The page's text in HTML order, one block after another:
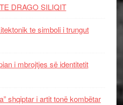
DRAGO SILIQIT
te simboli i trungut
i mbrojtjes së identitetit
shqiptar i artit tonë kombëtar